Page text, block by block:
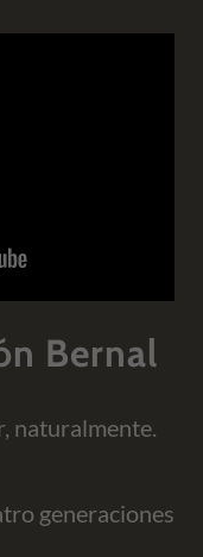
Bernal
naturalmente.
generaciones